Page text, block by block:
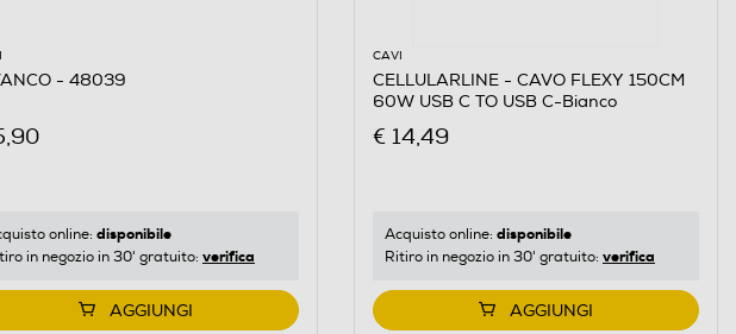
- 48039
online: disponibile
in negozio in 30' gratuito: verifica
AGGIUNGI
CAVI
CELLULARLINE - CAVO FLEXY 150CM
60W USB C TO USB C-Bianco
€ 14,49
Acquisto online: disponibile
Ritiro in negozio in 30' gratuito: verifica
AGGIUNGI